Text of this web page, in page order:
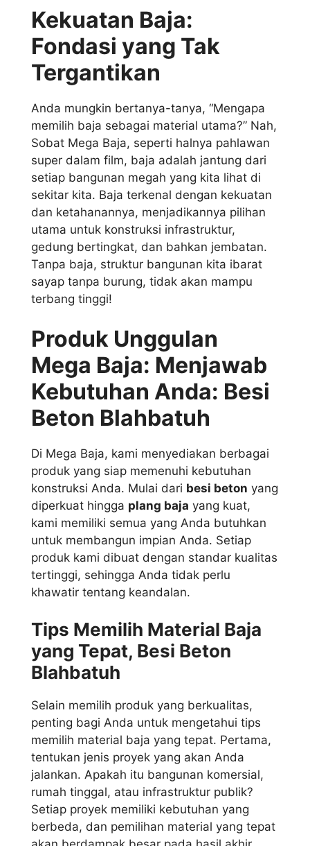
Kekuatan Baja:
Fondasi yang Tak
Tergantikan
Anda mungkin bertanya-tanya, “Mengapa
memilih baja sebagai material utama?” Nah,
Sobat Mega Baja, seperti halnya pahlawan
super dalam film, baja adalah jantung dari
setiap bangunan megah yang kita lihat di
sekitar kita. Baja terkenal dengan kekuatan
dan ketahanannya, menjadikannya pilihan
utama untuk konstruksi infrastruktur,
gedung bertingkat, dan bahkan jembatan.
Tanpa baja, struktur bangunan kita ibarat
sayap tanpa burung, tidak akan mampu
terbang tinggi!
Produk Unggulan
Mega Baja: Menjawab
Kebutuhan Anda: Besi
Beton Blahbatuh
Di Mega Baja, kami menyediakan berbagai
produk yang siap memenuhi kebutuhan
konstruksi Anda. Mulai dari besi beton yang
diperkuat hingga plang baja yang kuat,
kami memiliki semua yang Anda butuhkan
untuk membangun impian Anda. Setiap
produk kami dibuat dengan standar kualitas
tertinggi, sehingga Anda tidak perlu
khawatir tentang keandalan.
Tips Memilih Material Baja
yang Tepat, Besi Beton
Blahbatuh
Selain memilih produk yang berkualitas,
penting bagi Anda untuk mengetahui tips
memilih material baja yang tepat. Pertama,
tentukan jenis proyek yang akan Anda
jalankan. Apakah itu bangunan komersial,
rumah tinggal, atau infrastruktur publik?
Setiap proyek memiliki kebutuhan yang
berbeda, dan pemilihan material yang tepat